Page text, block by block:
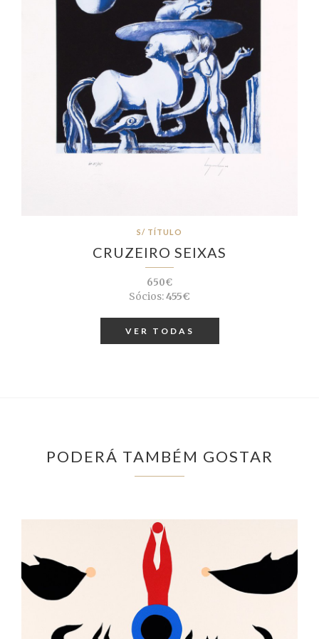
S/ TÍTULO
CRUZEIRO SEIXAS
650€
Sócios:455€
VER TODAS
PODERÁ TAMBÉM GOSTAR